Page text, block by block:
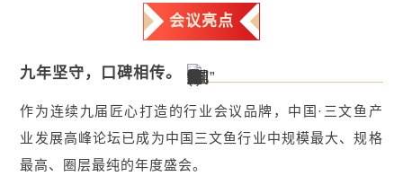
会议亮点
九年坚守，口碑相传。
作为连续九届匠心打造的行业会议品牌，中国·三文鱼产
业发展高峰论坛已成为中国三文鱼行业中规模最大、规格
最高、圈层最纯的年度盛会。